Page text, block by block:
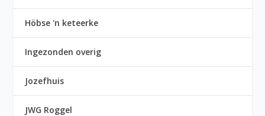
Höbse 'n keteerke
Ingezonden overig
Jozefhuis
JWG Roggel